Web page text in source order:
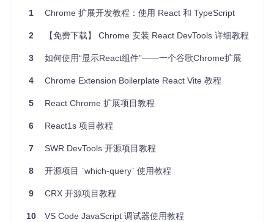
打开 Chrome 浏览器，进入chrome://extensions/页
打开右上角的“开发者模式”。
点击“加载已解压的扩展程序”，选择项目目录中的
5. 查看扩展
标。点击图标即可查看扩展的界面。
应用案例和最佳实践
网页截图工具：利用 React 构建一个网页截图工具，用户
网页笔记：开发一个网页笔记扩展，用户可以在浏览网页
1 Chrome 扩展开发教程：使用 React 和 TypeScript
2 【免费下载】 Chrome 安装 React DevTools 详细教程
3 如何使用“显示React组件”——一个谷歌Chrome扩展
4 Chrome Extension Boilerplate React Vite 教程
5 React Chrome 扩展项目教程
6 React1s 项目教程
7 SWR DevTools 开源项目教程
8 开源项目 `which-query` 使用教程
9 CRX 开源项目教程
10 VS Code JavaScript 调试器使用教程